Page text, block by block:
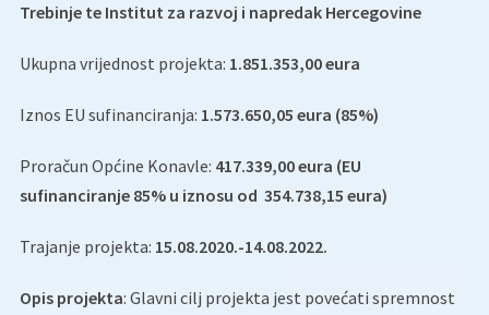
Trebinje te Institut za razvoj i napredak Hercegovine
Ukupna vrijednost projekta: 1.851.353,00 eura
Iznos EU sufinanciranja: 1.573.650,05 eura (85%)
Proračun Općine Konavle: 417.339,00 eura (EU
sufinanciranje 85% u iznosu od 354.738,15 eura)
Trajanje projekta: 15.08.2020.-14.08.2022.
Opis projekta: Glavni cilj projekta jest povećati spremnost